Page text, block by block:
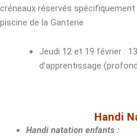
créneaux réservés
piscine de la Ganterie
Jeudi 12 et 19 février :
d’apprentissage
Handi
Handi natation enfants :